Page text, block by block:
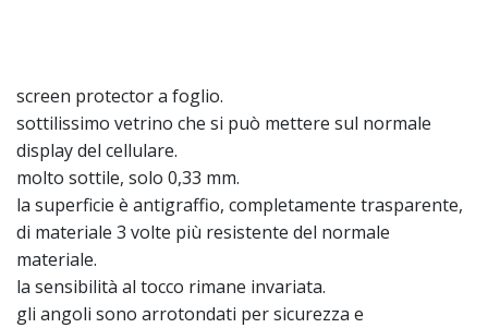
screen protector a foglio.
sottilissimo vetrino che si può mettere sul normale
display del cellulare.
molto sottile, solo 0,33 mm.
la superficie è antigraffio, completamente trasparente,
di materiale 3 volte più resistente del normale
materiale.
la sensibilità al tocco rimane invariata.
gli angoli sono arrotondati per sicurezza e